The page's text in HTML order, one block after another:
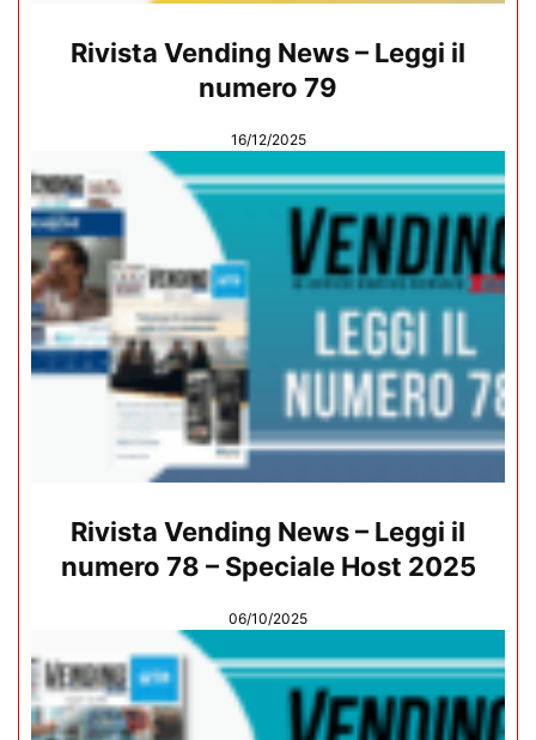
Rivista Vending News – Leggi il
numero 79
16/12/2025
Rivista Vending News – Leggi il
numero 78 – Speciale Host 2025
06/10/2025